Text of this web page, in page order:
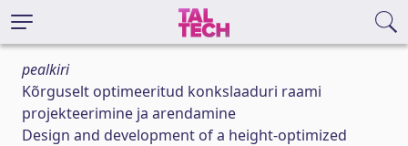
pealkiri
Kõrguselt optimeeritud konkslaaduri raami
projekteerimine ja arendamine
Design and development of a height-optimized